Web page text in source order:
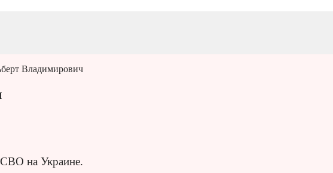
Владимирович
на Украине.